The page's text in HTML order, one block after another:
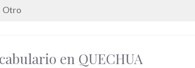
Otro
en QUECHUA